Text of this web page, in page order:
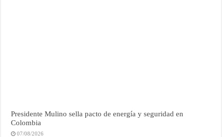
Presidente Mulino sella pacto de energía y seguridad en
Colombia
07/08/2026